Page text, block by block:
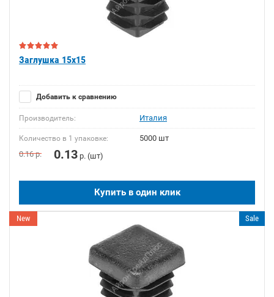
Заглушка 15x15
Добавить к сравнению
Производитель: Италия
Количество в 1 упаковке:
5000 шт
0.16р. 0.13 р. (шт)
Купить в один клик
New Sale